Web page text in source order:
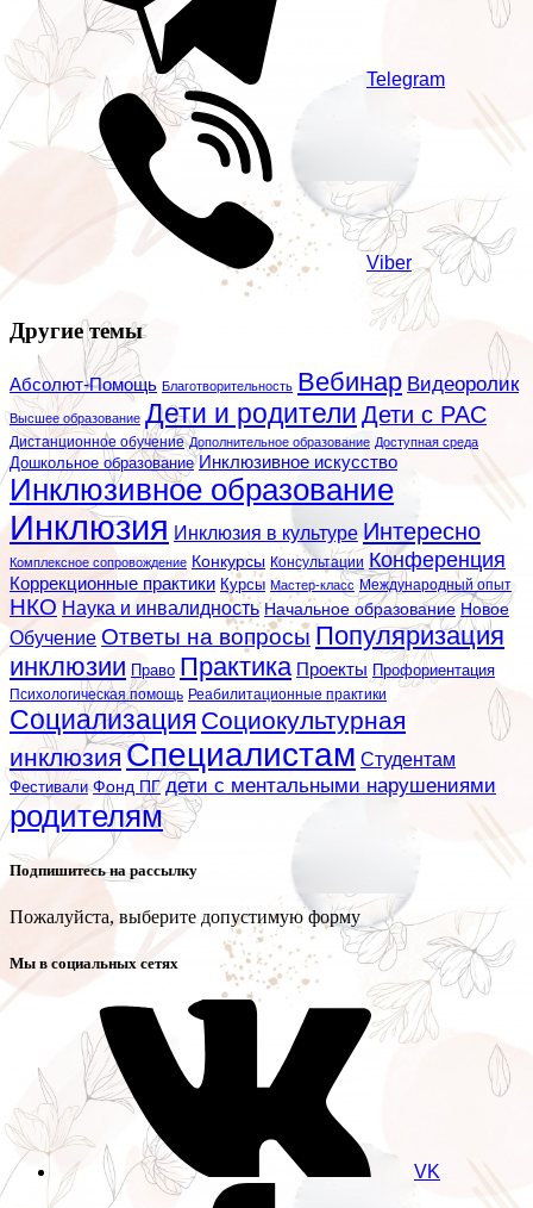
Telegram
Viber
Другие темы
Абсолют-Помощь Благотворительность Вебинар Видеоролик
Высшее образование Дети и родители Дети с РАС
Дистанционное обучение Дополнительное образование Доступная среда
Дошкольное образование Инклюзивное искусство
Инклюзивное образование
Инклюзия Инклюзия в культуре Интересно
Комплексное сопровождение Конкурсы Консультации Конференция
Коррекционные практики Курсы Мастер-класс Международный опыт
НКО Наука и инвалидность Начальное образование Новое
Обучение Ответы на вопросы Популяризация
инклюзии Право Практика Проекты Профориентация
Психологическая помощь Реабилитационные практики
Социализация Социокультурная
инклюзияСпециалистам Студентам
Фестивали Фонд ПГ дети с ментальными нарушениями
родителям
Подпишитесь на рассылку
Пожалуйста, выберите допустимую форму
Мы в социальных сетях
VK